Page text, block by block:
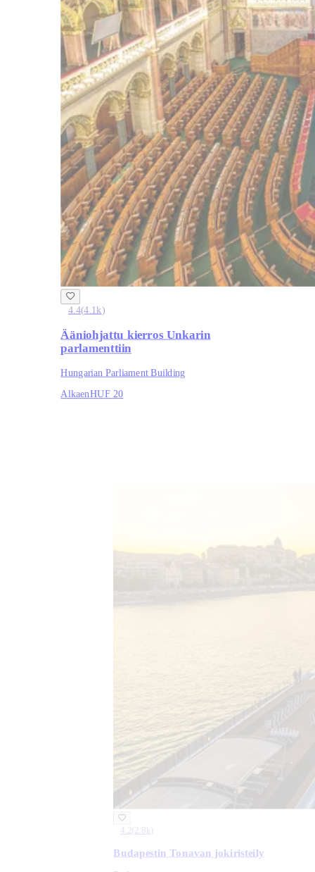
4.4(4.1k)
Ääniohjattu kierros Unkarin
parlamenttiin
Hungarian Parliament Building
AlkaenHUF 20
4.2( 2.8k )
Budapestin Tonavan jokiristeily